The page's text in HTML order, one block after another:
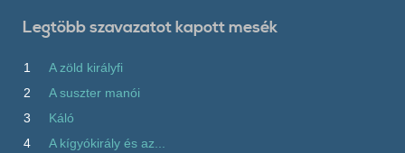
Legtöbb szavazatot kapott mesék
1
A zöld királyfi
2
A suszter manói
3
Káló
4
A kígyókirály és az...